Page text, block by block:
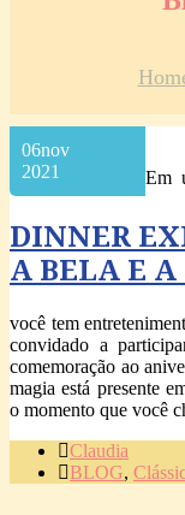
06nov
2021
DINNER
A BELA E A
Em
você tem
convidado a
comemoração ao
magia está presente
o momento que você
Claudia
BLOG,